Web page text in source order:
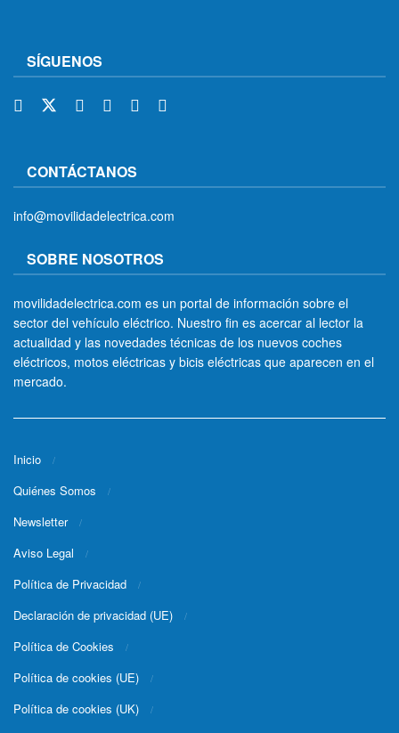
SÍGUENOS
CONTÁCTANOS
info@movilidadelectrica.com
SOBRE NOSOTROS
movilidadelectrica.com es un portal de información sobre el
sector del vehículo eléctrico. Nuestro fin es acercar al lector la
actualidad y las novedades técnicas de los nuevos coches
eléctricos, motos eléctricas y bicis eléctricas que aparecen en el
mercado.
Inicio
Quiénes Somos
Newsletter
Aviso Legal
Política de Privacidad
Declaración de privacidad (UE)
Política de Cookies
Política de cookies (UE)
Política de cookies (UK)